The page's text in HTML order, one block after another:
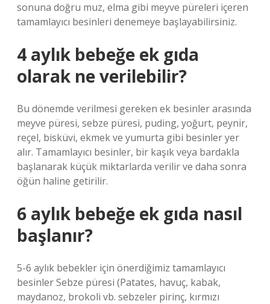
sonuna doğru muz, elma gibi meyve püreleri içeren
tamamlayıcı besinleri denemeye başlayabilirsiniz.
4 aylık bebeğe ek gıda
olarak ne verilebilir?
Bu dönemde verilmesi gereken ek besinler arasında
meyve püresi, sebze püresi, puding, yoğurt, peynir,
reçel, bisküvi, ekmek ve yumurta gibi besinler yer
alır. Tamamlayıcı besinler, bir kaşık veya bardakla
başlanarak küçük miktarlarda verilir ve daha sonra
öğün haline getirilir.
6 aylık bebeğe ek gıda nasıl
başlanır?
5-6 aylık bebekler için önerdiğimiz tamamlayıcı
besinler Sebze püresi (Patates, havuç, kabak,
maydanoz, brokoli vb. sebzeler pirinç, kırmızı